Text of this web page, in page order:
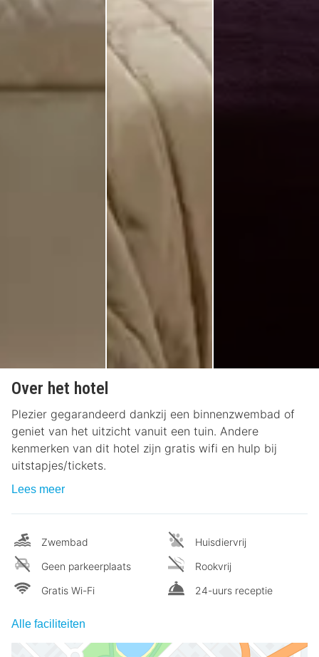
Over het hotel
Plezier gegarandeerd dankzij een binnenzwembad of
geniet van het uitzicht vanuit een tuin. Andere
kenmerken van dit hotel zijn gratis wifi en hulp bij
uitstapjes/tickets.
Lees meer
Zwembad
Geen parkeerplaats
Gratis Wi-Fi
Huisdiervrij
Rookvrij
24-uurs receptie
Alle faciliteiten